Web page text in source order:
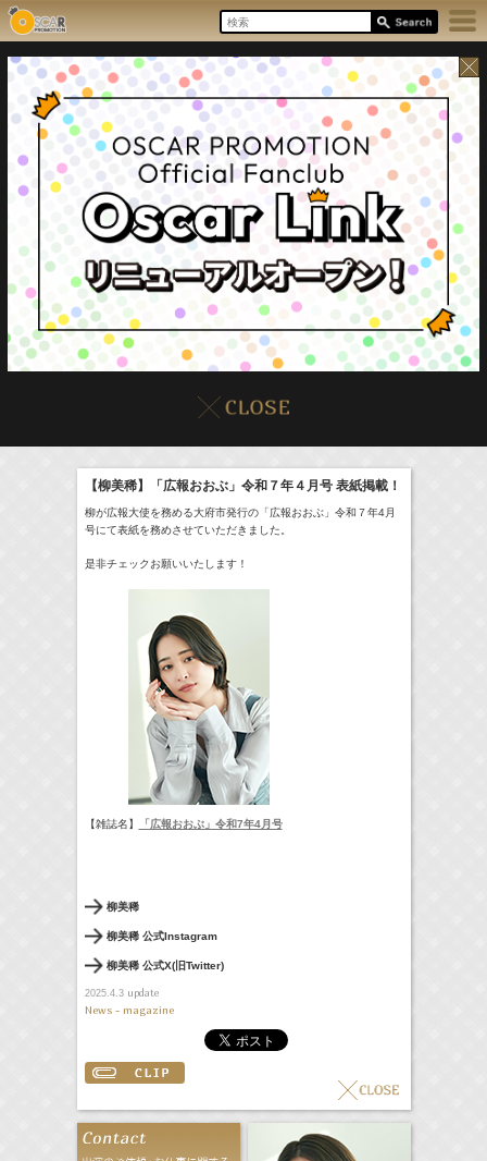
本日の出演情報8/6(Thu) イベント販売情報
24:00-24:30
(TV) 一緒にごはんをたべるだけ
【柳美稀】「広報おおぶ」令和７年４月号 表紙掲載！
柳が広報大使を務める大府市発行の「広報おおぶ」令和７年4月
号にて表紙を務めさせていただきました。
是非チェックお願いいたします！
【雑誌名】 「広報おおぶ」令和7年4月号
柳美稀
柳美稀 公式Instagram
柳美稀 公式X(旧Twitter)
2025.4.3update
News - magazine